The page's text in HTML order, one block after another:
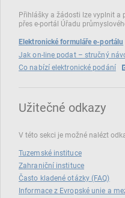
Přihlášky a žádosti lze vyplnit a
přes e‑portál Úřadu
Elektronické formuláře e-portálu
Jak on-line podat – stručný
Co nabízí elektronické podání
Užitečné odkazy
V této sekci je možné nalézt
Tuzemské instituce
Zahraniční instituce
Často kladené otázky (FAQ)
Informace z Evropské unie a